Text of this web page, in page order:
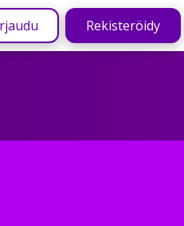
Rekisteröidy